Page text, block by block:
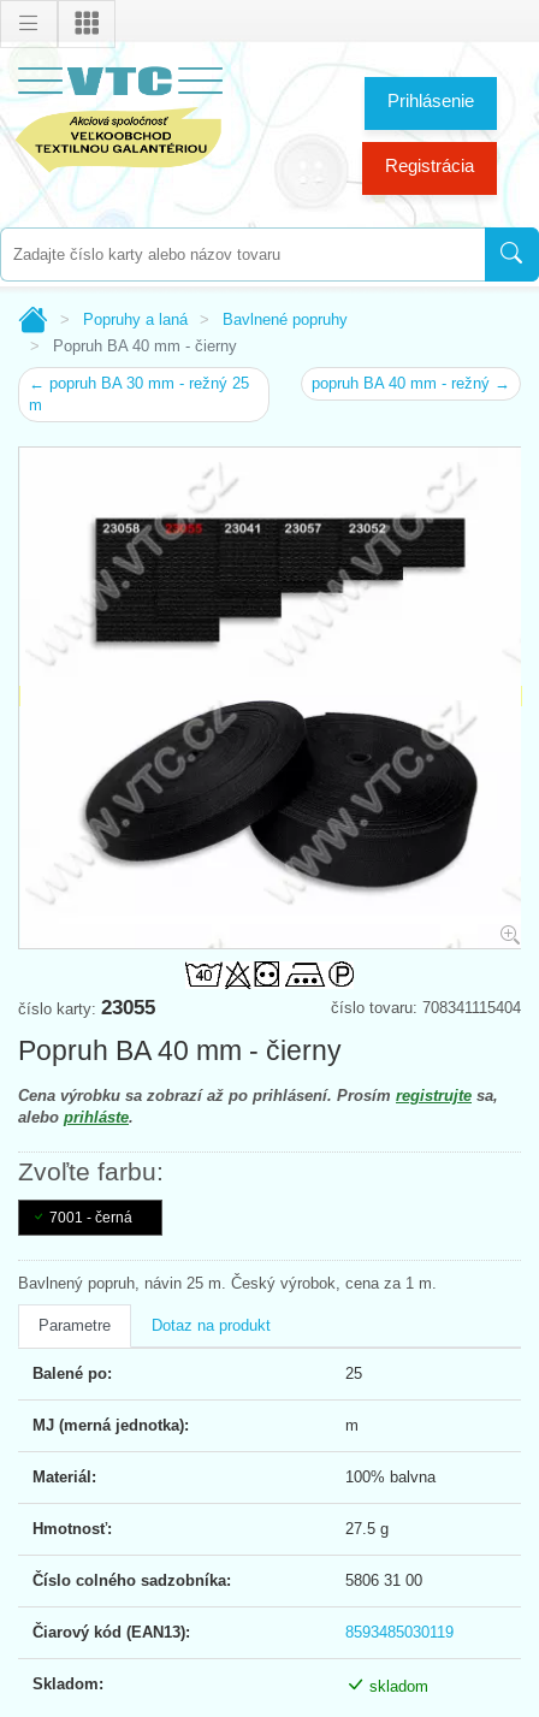
Prihlásenie
Registrácia
Popruhy a laná
Bavlnené popruhy
Popruh BA 40 mm - čierny
← popruh BA 30 mm - režný 25
m
popruh BA 40 mm - režný →
číslo tovaru: 708341115404
číslo karty: 23055
Popruh BA 40 mm - čierny
Cena výrobku sa zobrazí až po prihlásení. Prosím registrujte sa,
alebo prihláste.
Zvoľte farbu:
7001 - černá
Bavlnený popruh, návin 25 m. Český výrobok, cena za 1 m.
Parametre Dotaz na produkt
Balené po: 25
MJ (merná jednotka): m
Materiál: 100% balvna
Hmotnosť: 27.5 g
Číslo colného sadzobníka: 5806 31 00
Čiarový kód (EAN13): 8593485030119
Skladom: skladom